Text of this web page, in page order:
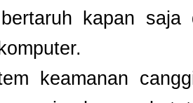
kapan
keamanan